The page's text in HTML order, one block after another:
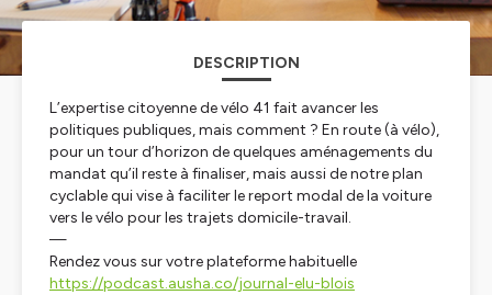
DESCRIPTION
L’expertise citoyenne de vélo 41 fait avancer les
politiques publiques, mais comment ? En route (à vélo),
pour un tour d’horizon de quelques aménagements du
mandat qu’il reste à finaliser, mais aussi de notre plan
cyclable qui vise à faciliter le report modal de la voiture
vers le vélo pour les trajets domicile-travail.
—
Rendez vous sur votre plateforme habituelle
https://podcast.ausha.co/journal-elu-blois